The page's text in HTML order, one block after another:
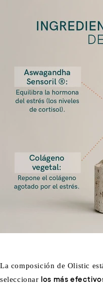
La composición de Olistic
seleccionar los más